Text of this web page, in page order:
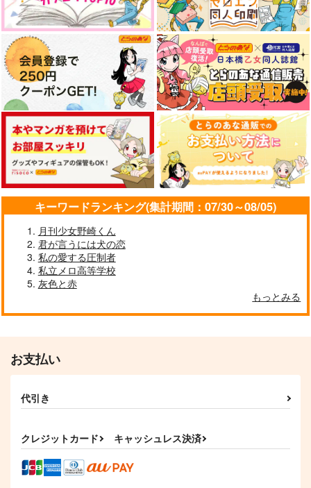
キーワードランキング(集計期間：07/30～08/05)
月刊少女野崎くん
君が言うには犬の恋
私の愛する圧制者
私立メロ高等学校
灰色と赤
もっとみる
お支払い
代引き
クレジットカード キャッシュレス決済